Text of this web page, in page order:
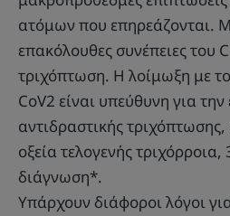
ατόμων που επηρεάζονται.
επακόλουθες συνέπειες του
τριχόπτωση. Η λοίμωξη με
CoV2 είναι υπεύθυνη για
αντιδραστικής
οξεία τελογενής
διάγνωση*.
Υπάρχουν διάφοροι λόγοι